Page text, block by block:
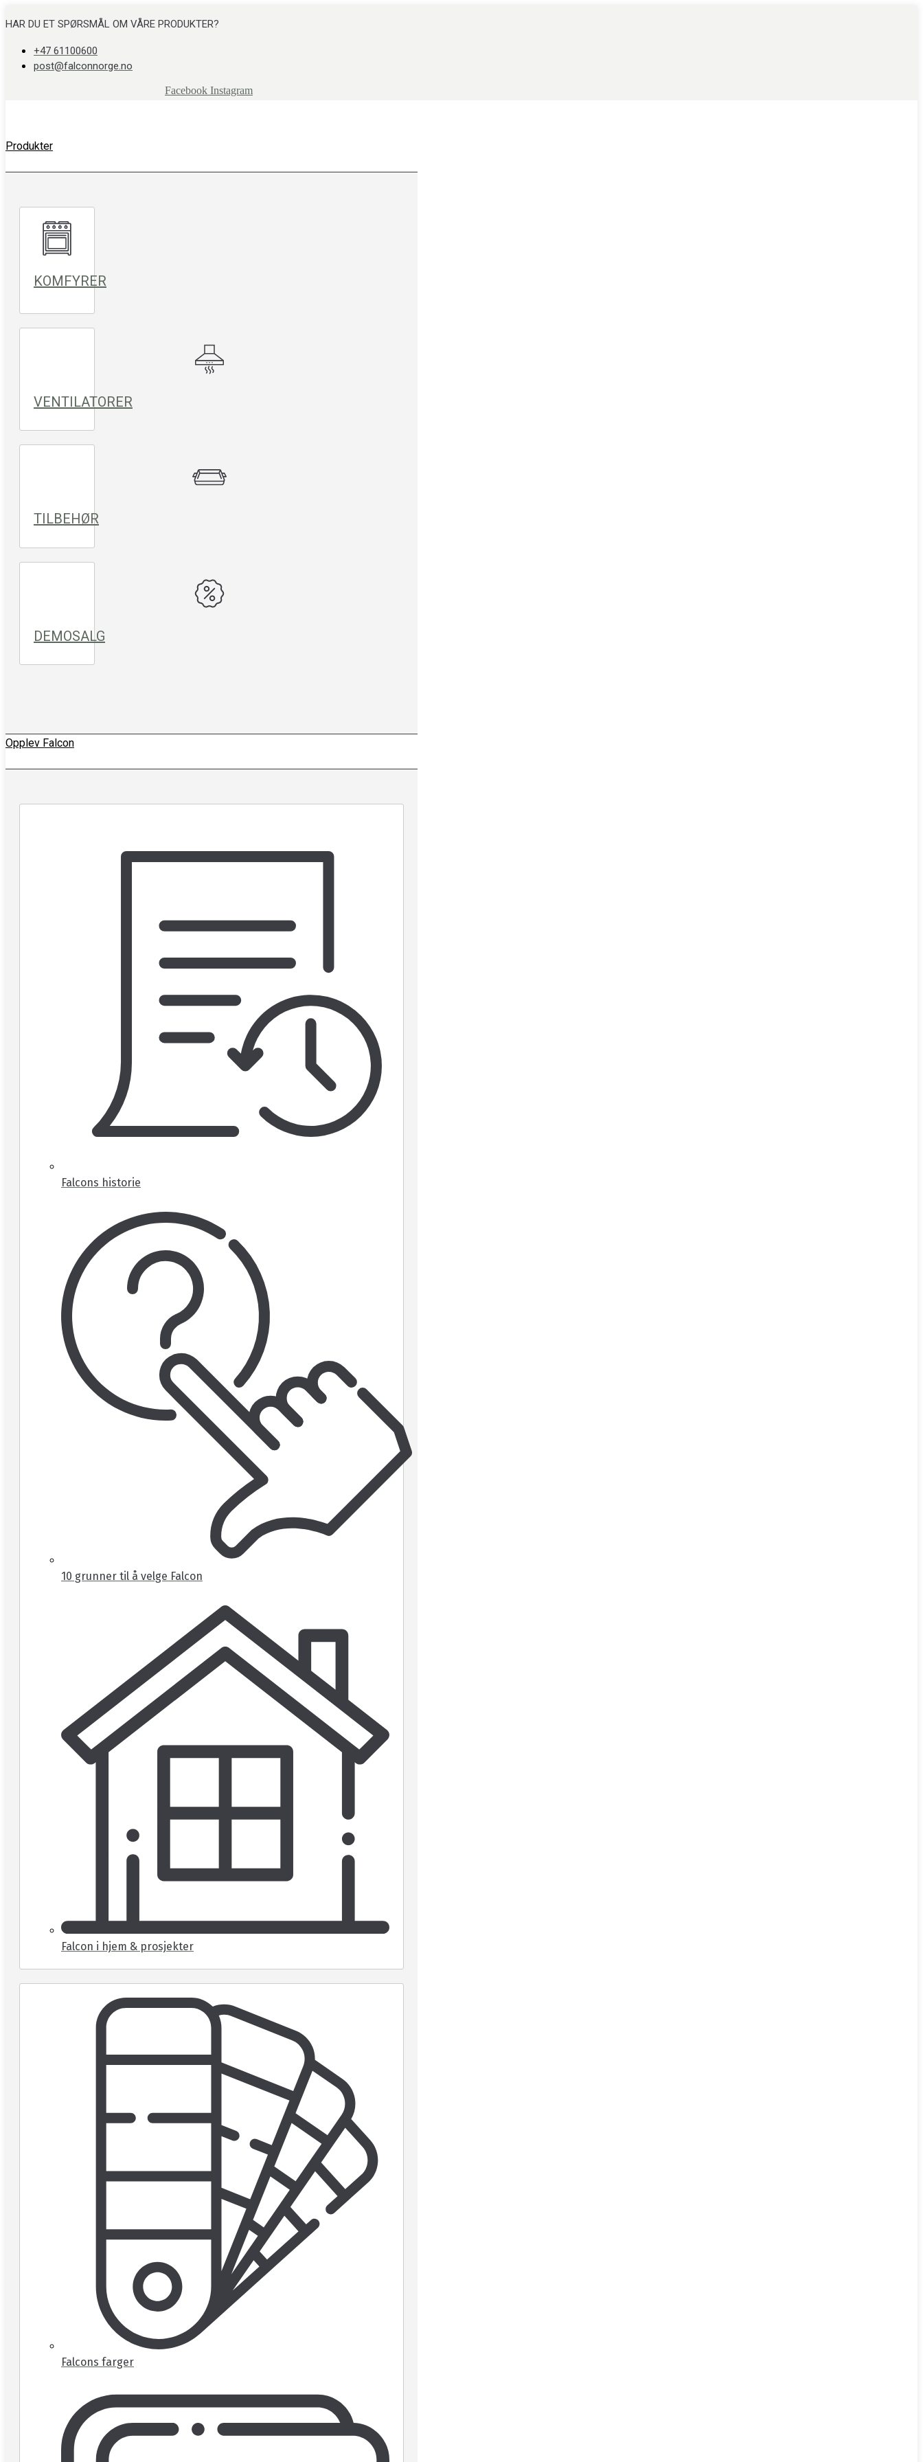
to
HAR DU ET SPØRSMÅL OM VÅRE PRODUKTER?
+47 61100600
post@falconnorge.no
Facebook Instagram
Produkter
KOMFYRER
VENTILATORER
TILBEHØR
DEMOSALG
Opplev Falcon
Falcons historie
10 grunner til å velge Falcon
Falcon i hjem & prosjekter
Falcons farger